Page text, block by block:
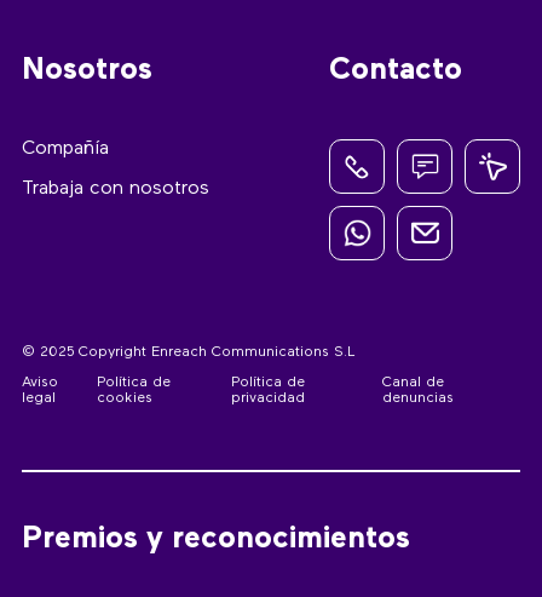
Nosotros
Compañía
Trabaja con nosotros
Contacto
© 2025 Copyright Enreach Communications S.L
Aviso
legal
Política de
cookies
Política de
privacidad
Canal de
denuncias
Premios y reconocimientos